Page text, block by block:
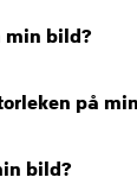
min bild?
på
bild?